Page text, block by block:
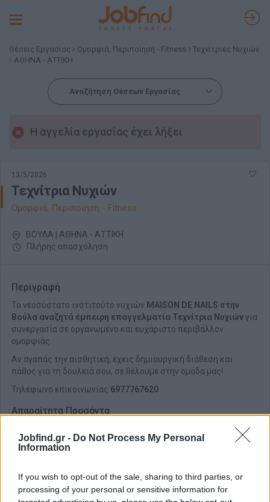
Jobfind.gr - Do Not Process My Personal
Information
If you wish to opt-out of the sale, sharing to third parties, or
processing of your personal or sensitive information for
Toggle
Θέσεις Εργασίας Ομορφιά, Περιποίηση - Fitness
Τεχνίτριες Νυχιών
ΑΘΗΝΑ - ΑΤΤΙΚΗ
Αναζήτηση Θέσεων Εργασίας
Η αγγελία εργασίας έχει λήξει
13/5/2026
Τεχνίτρια Νυχιών
Ομορφιά, Περιποίηση - Fitness
ΒΟΥΛΑ | ΑΘΗΝΑ - ΑΤΤΙΚΗ
Πλήρης απασχόληση
Περιγραφή
Το νεοσύστατο ινστιτούτο νυχιών MAISON DE NAILS στην
Βούλα αναζητά έμπειρη επαγγελματία Τεχνίτρια Νυχιώνγια
συνεργασία σε οργανωμένο και ευχάριστο περιβάλλον
ομορφιάς.
Αν αγαπάς την αισθητική, έχεις δημιουργική διάθεση και
πάθος για τη δουλειά σου, σε θέλουμε στην ομάδα μας!
Τηλέφωνο επικοινωνίας:6977767620
Απαραίτητα Προσόντα
Γνώσεις Gel, Acrygel, Nail Art, ενισχυμένο ημιμόνιμο και